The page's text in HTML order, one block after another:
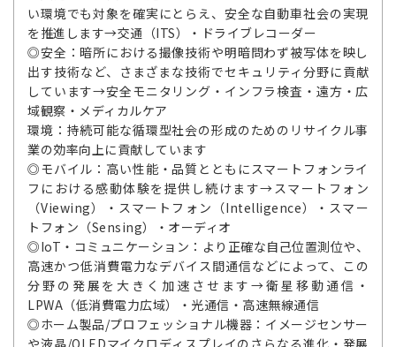
い環境でも対象を確実にとらえ、安全な自動車社会の実現
を推進します→交通（ITS）・ドライブレコーダー
◎安全：暗所における撮像技術や明暗問わず被写体を映し
出す技術など、さまざまな技術でセキュリティ分野に貢献
しています→安全モニタリング・インフラ検査・遠方・広
域観察・メディカルケア
環境：持続可能な循環型社会の形成のためのリサイクル事
業の効率向上に貢献しています
◎モバイル：高い性能・品質とともにスマートフォンライ
フにおける感動体験を提供し続けます→スマートフォン
（Viewing）・スマートフォン（Intelligence）・スマー
トフォン（Sensing）・オーディオ
◎IoT・コミュニケーション：より正確な自己位置測位や、
高速かつ低消費電力なデバイス間通信などによって、この
分野の発展を大きく加速させます→衛星移動通信・
LPWA（低消費電力広域）・光通信・高速無線通信
◎ホーム製品/プロフェッショナル機器：イメージセンサー
や液晶/OLEDマイクロディスプレイのさらなる進化・発展